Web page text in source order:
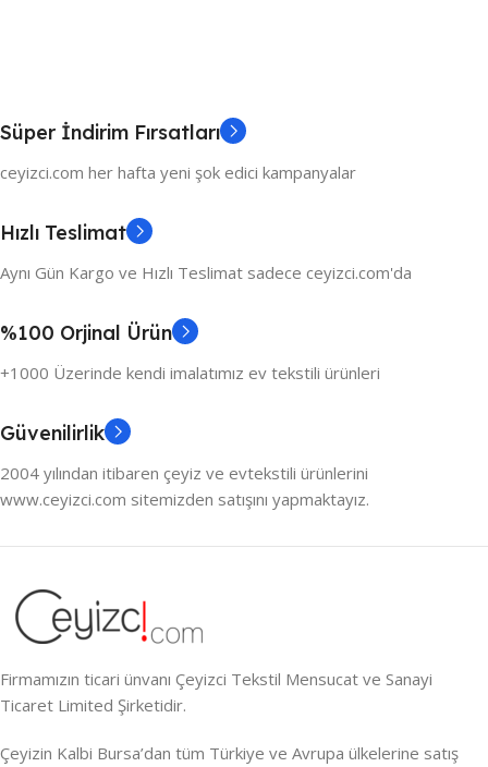
Süper İndirim Fırsatları
ceyizci.com her hafta yeni şok edici kampanyalar
Hızlı Teslimat
Aynı Gün Kargo ve Hızlı Teslimat sadece ceyizci.com'da
%100 Orjinal Ürün
+1000 Üzerinde kendi imalatımız ev tekstili ürünleri
Güvenilirlik
2004 yılından itibaren çeyiz ve evtekstili ürünlerini
www.ceyizci.com sitemizden satışını yapmaktayız.
Firmamızın ticari ünvanı Çeyizci Tekstil Mensucat ve Sanayi
Ticaret Limited Şirketidir.
Çeyizin Kalbi Bursa’dan tüm Türkiye ve Avrupa ülkelerine satış